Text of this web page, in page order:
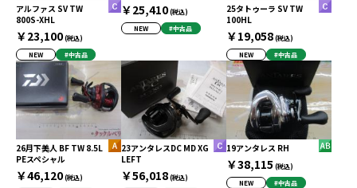
アルファス SV TW
800S-XHL
￥23,100(税込)
NEW
#中古品
￥25,410(税込)
NEW
#中古品
25タトゥーラ SV TW
100HL
￥19,058(税込)
NEW
#中古品
26月下美人 BF TW 8.5L
PEスペシャル
￥46,120(税込)
23アンタレスDC MD XG
LEFT
￥56,018(税込)
19アンタレス RH
￥38,115 (税込)
NEW
#中古品